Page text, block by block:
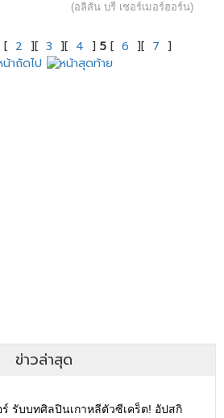
(อลิสัน บรี เชอร์เมอร์ฮอร์น)
[ 2 ][ 3 ][ 4 ] 5 [ 6 ][ 7 ]
ข่าวล่าสุด
ร์ รับบทศิลปินเกาหลีตัวซีเคร็ต! อัปสกิ